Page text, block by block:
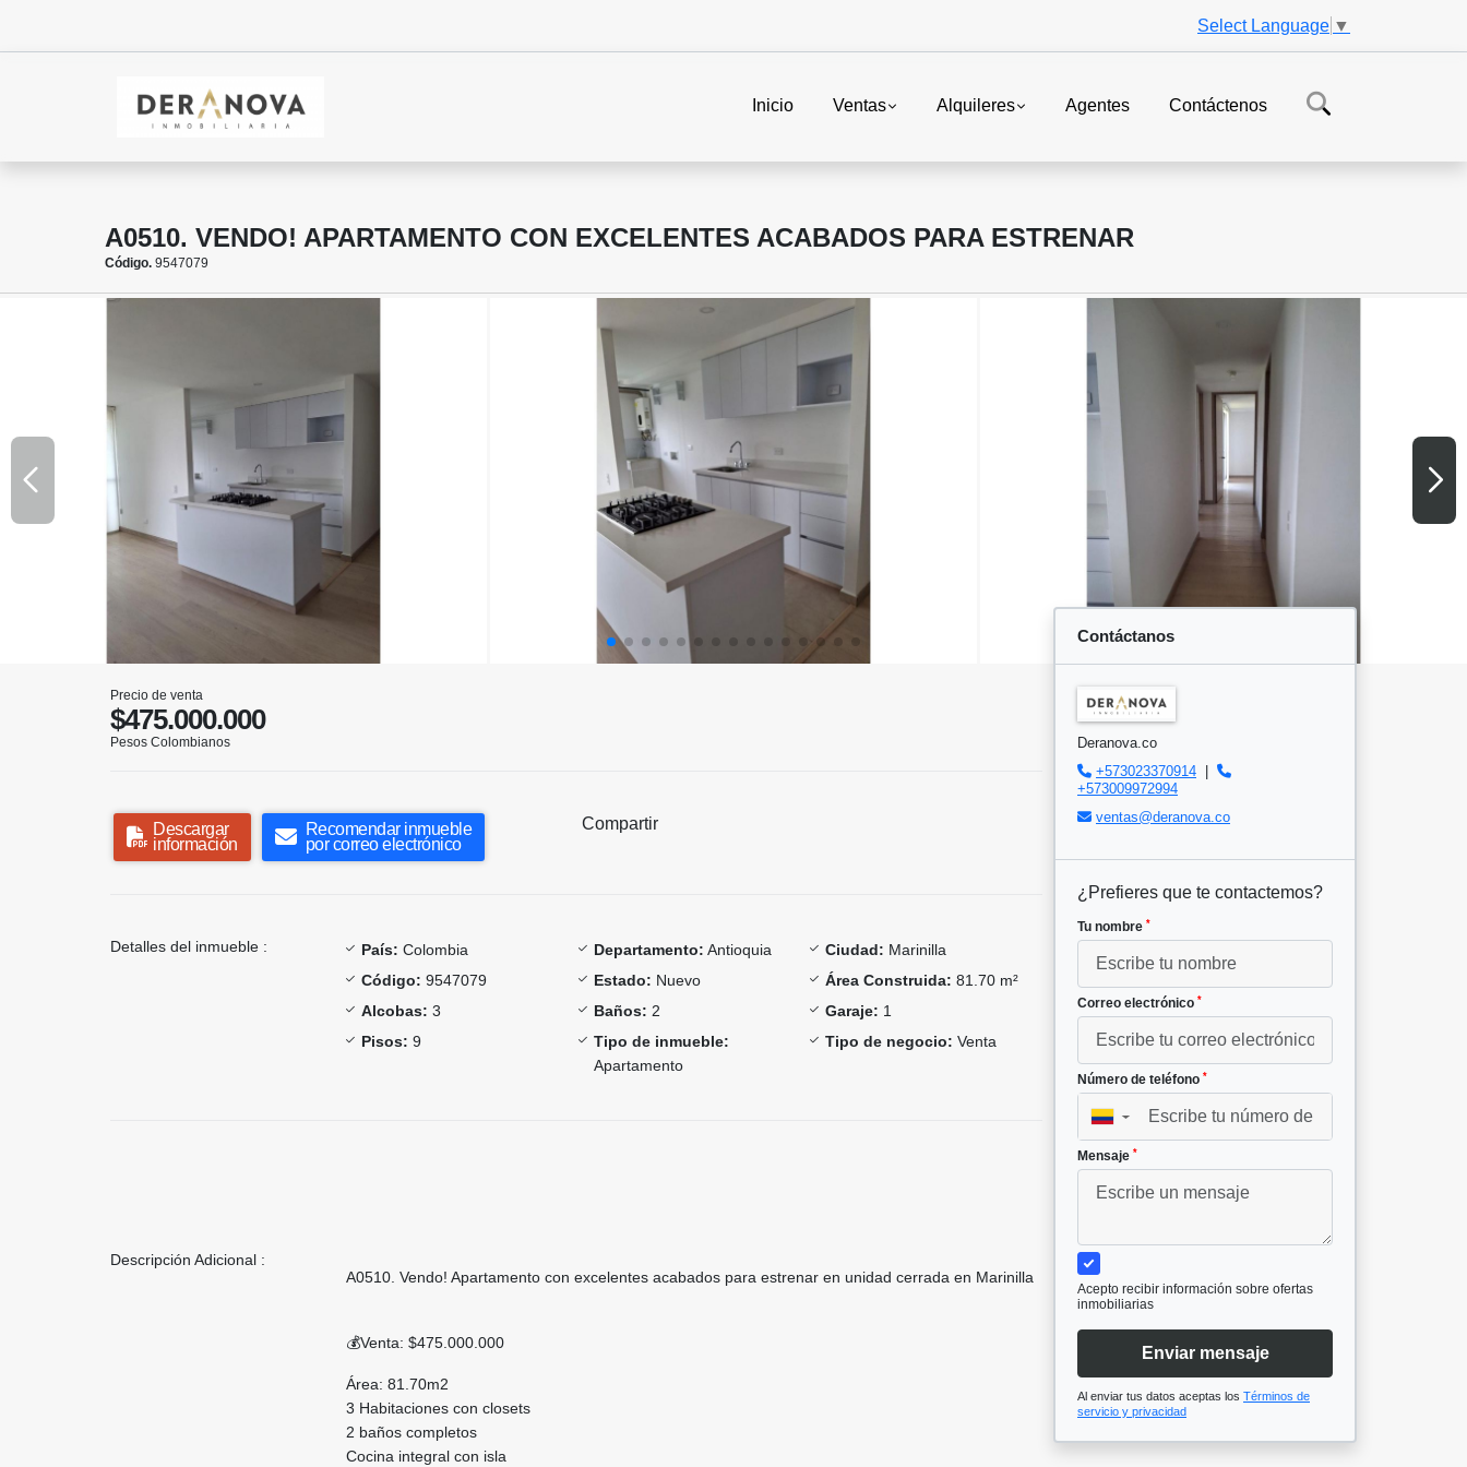
Select Language ▼
Inicio Ventas Alquileres Agentes Contáctenos
A0510. VENDO! APARTAMENTO CON EXCELENTES ACABADOS PARA ESTRENAR
Código. 9547079
Precio de venta
$475.000.000
Pesos Colombianos
Descargar
información
Recomendar inmueble
por correo electrónico
Compartir
Detalles del inmueble : País: Colombia Departamento: Antioquia Ciudad: Marinilla
Código: 9547079 Estado: Nuevo Área Construida: 81.70 m²
Alcobas: 3 Baños: 2 Garaje: 1
Pisos: 9
Tipo de inmueble:
Apartamento
Tipo de negocio: Venta
Descripción Adicional :
A0510. Vendo! Apartamento con excelentes acabados para estrenar en unidad cerrada en Marinilla
💰Venta: $475.000.000
Área: 81.70m2
3 Habitaciones con closets
2 baños completos
Cocina integral con isla
Contáctanos
Deranova.co
+573023370914
+573009972994
ventas@deranova.co
¿Prefieres que te contactemos?
Tu nombre *
Correo electrónico *
Número de teléfono *
▼
Mensaje *
Acepto recibir información sobre ofertas
inmobiliarias
Enviar mensaje
Al enviar tus datos aceptas los Términos de
servicio y privacidad